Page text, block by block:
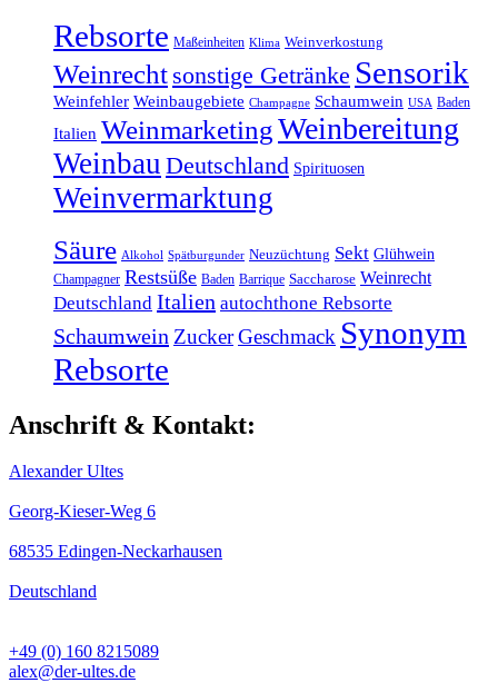
Rebsorte Maßeinheiten Klima Weinverkostung
Weinrecht sonstige Getränke Sensorik
Weinfehler Weinbaugebiete Champagne Schaumwein USA Baden
Italien WeinmarketingWeinbereitung
Weinbau Deutschland Spirituosen
Weinvermarktung
Säure Alkohol Spätburgunder Neuzüchtung Sekt Glühwein
Champagner Restsüße Baden Barrique Saccharose Weinrecht
Deutschland Italien autochthone Rebsorte
Schaumwein ZuckerGeschmack Synonym
Rebsorte
Anschrift & Kontakt:
Alexander Ultes
Georg-Kieser-Weg 6
68535 Edingen-Neckarhausen
Deutschland
+49 (0) 160 8215089
alex@der-ultes.de